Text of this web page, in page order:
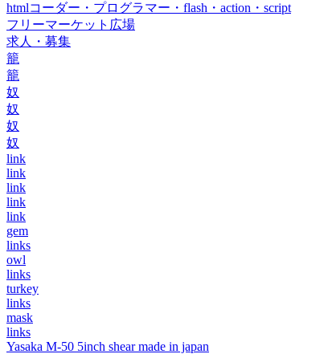
htmlコーダー・プログラマー・flash・action・script
フリーマーケット広場
求人・募集
籠
籠
奴
奴
奴
奴
link
link
link
link
link
gem
links
owl
links
turkey
links
mask
links
Yasaka M-50 5inch shear made in japan